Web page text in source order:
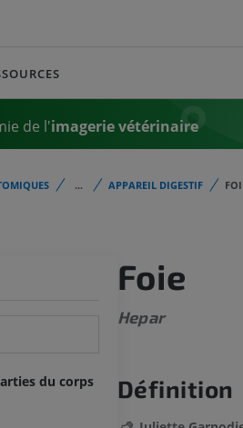
de l'imagerie vétérinaire
... APPAREIL DIGESTIF
du corps
Foie
Hepar
Définition